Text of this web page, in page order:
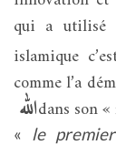
qui a utilisé
islamique
comme l’a
اللهdans son «
« le